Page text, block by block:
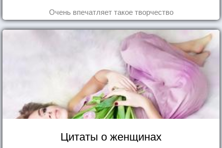
Очень впечатляет такое творчество
Цитаты о женщинах